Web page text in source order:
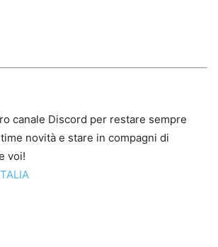
canale Discord per restare sempre
novità e stare in compagni di
voi!